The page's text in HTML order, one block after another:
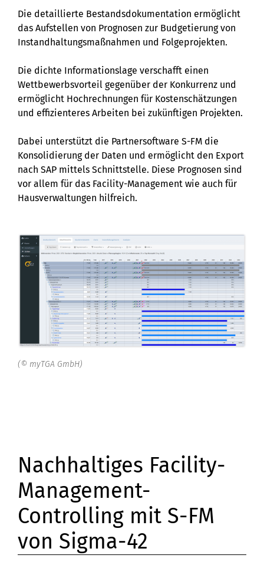
Die detaillierte Bestandsdokumentation ermöglicht
das Aufstellen von Prognosen zur Budgetierung von
Instandhaltungsmaßnahmen und Folgeprojekten.
Die dichte Informationslage verschafft einen
Wettbewerbsvorteil gegenüber der Konkurrenz und
ermöglicht Hochrechnungen für Kostenschätzungen
und effizienteres Arbeiten bei zukünftigen Projekten.
Dabei unterstützt die Partnersoftware S-FM die
Konsolidierung der Daten und ermöglicht den Export
nach SAP mittels Schnittstelle. Diese Prognosen sind
vor allem für das Facility-Management wie auch für
Hausverwaltungen hilfreich.
(© myTGA GmbH)
Nachhaltiges Facility-
Management-
Controlling mit S-FM
von Sigma-42